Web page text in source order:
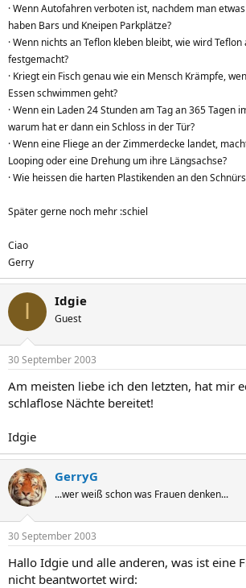
· Wenn Autofahren verboten ist, nachdem man
haben Bars und Kneipen Parkplätze?
· Wenn nichts an Teflon kleben bleibt, wie wird
festgemacht?
· Kriegt ein Fisch genau wie ein Mensch Krämpfe,
Essen schwimmen geht?
· Wenn ein Laden 24 Stunden am Tag an 365 Tagen
warum hat er dann ein Schloss in der Tür?
· Wenn eine Fliege an der Zimmerdecke landet,
Looping oder eine Drehung um ihre Längsachse?
· Wie heissen die harten Plastikenden an den
Später gerne noch mehr :schiel
Ciao
Gerry
I Idgie
Guest
30 September 2003
Am meisten liebe ich den letzten, hat mir
schlaflose Nächte bereitet!
Idgie
GerryG
...wer weiß schon was Frauen denken...
30 September 2003
Hallo Idgie und alle anderen, was ist eine
nicht beantwortet wird: